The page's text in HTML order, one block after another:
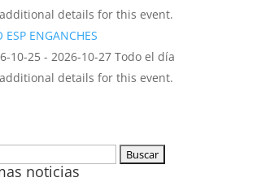
details for this event.
ESP ENGANCHES
10-25 - 2026-10-27 Todo el día
details for this event.
noticias